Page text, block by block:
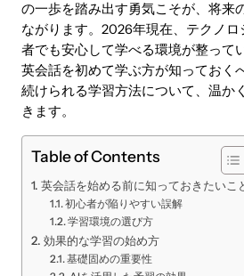
の一歩を踏み出す勇気こそが、将来
ながります。2026年現在、テクノ
者でも安心して学べる環境が整って
英会話を初めて学ぶ方が知っておく
続けられる学習方法について、温か
きます。
Table of Contents
英会話を始める前に知っておきたいこ
初心者が陥りやすい誤解
学習環境の選び方
効果的な学習の始め方
基礎固めの重要性